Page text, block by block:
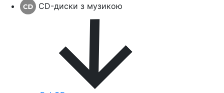
CD-диски з музикою